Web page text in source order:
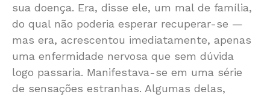
sua doença. Era, disse ele, um mal de família,
do qual não poderia esperar recuperar-se —
mas era, acrescentou imediatamente, apenas
uma enfermidade nervosa que sem dúvida
logo passaria. Manifestava-se em uma série
de sensações estranhas. Algumas delas,